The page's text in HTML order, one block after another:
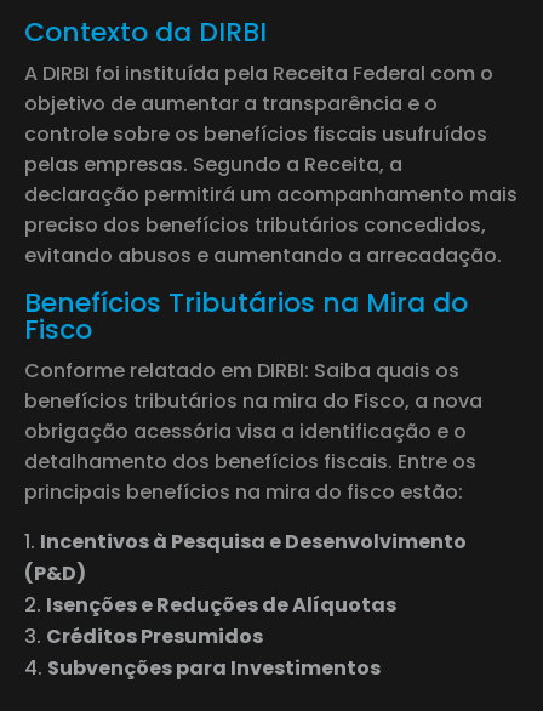
Contexto da DIRBI
A DIRBI foi instituída pela Receita Federal com o
objetivo de aumentar a transparência e o
controle sobre os benefícios fiscais usufruídos
pelas empresas. Segundo a Receita, a
declaração permitirá um acompanhamento mais
preciso dos benefícios tributários concedidos,
evitando abusos e aumentando a arrecadação.
Benefícios Tributários na Mira do
Fisco
Conforme relatado em DIRBI: Saiba quais os
benefícios tributários na mira do Fisco, a nova
obrigação acessória visa a identificação e o
detalhamento dos benefícios fiscais. Entre os
principais benefícios na mira do fisco estão:
Incentivos à Pesquisa e Desenvolvimento
(P&D)
Isenções e Reduções de Alíquotas
Créditos Presumidos
Subvenções para Investimentos